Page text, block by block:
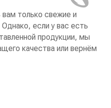
только свежие и
если у вас есть
продукции, мы
качества или вернём